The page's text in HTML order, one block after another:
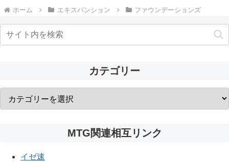
ホーム エキスパンション ファウンデーションズ
カテゴリー
MTG関連相互リンク
イゼ速